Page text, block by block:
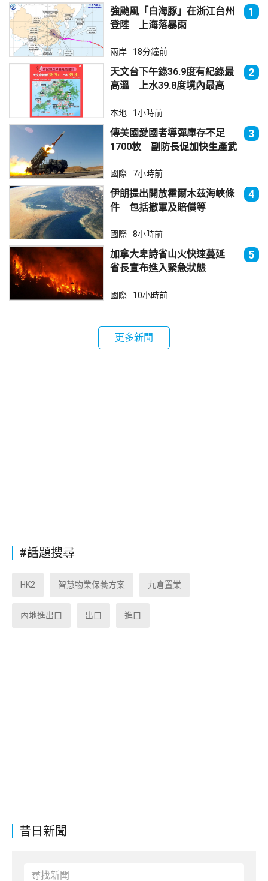
昔日新聞
強颱風「白海豚」在浙江台州
登陸 上海落暴雨
1
兩岸 18分鐘前
天文台下午錄36.9度有紀錄最
高溫 上水39.8度境內最高
2
本地 1小時前
傳美國愛國者導彈庫存不足
1700枚 副防長促加快生產武
3
國際 7小時前
伊朗提出開放霍爾木茲海峽條
件 包括撤軍及賠償等
4
國際 8小時前
加拿大卑詩省山火快速蔓延
省長宣布進入緊急狀態
5
國際 10小時前
更多新聞
#話題搜尋
HK2 智慧物業保養方案 九倉置業
內地進出口 出口 進口